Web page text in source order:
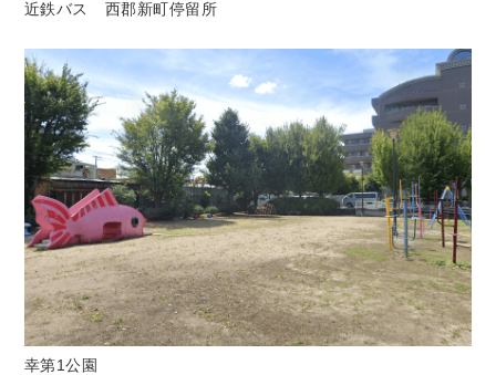
近鉄バス 西郡新町停留所
幸第1公園